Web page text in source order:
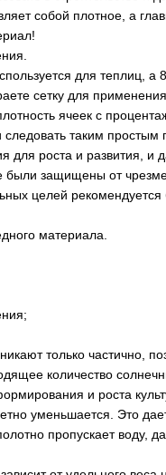
собой плотное, а
для теплиц, а
сетку для
ячеек с
таким простым
для роста и развития, и
защищены от
целей
материала.
только частично,
количество
и роста
уменьшается. Это
пропускает воду,